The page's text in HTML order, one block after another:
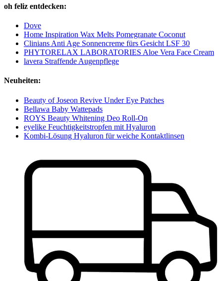
oh feliz entdecken:
Dove
Home Inspiration Wax Melts Pomegranate Coconut
Clinians Anti Age Sonnencreme fürs Gesicht LSF 30
PHYTORELAX LABORATORIES Aloe Vera Face Cream
lavera Straffende Augenpflege
Neuheiten:
Beauty of Joseon Revive Under Eye Patches
Bellawa Baby Wattepads
ROYS Beauty Whitening Deo Roll-On
eyelike Feuchtigkeitstropfen mit Hyaluron
Kombi-Lösung Hyaluron für weiche Kontaktlinsen